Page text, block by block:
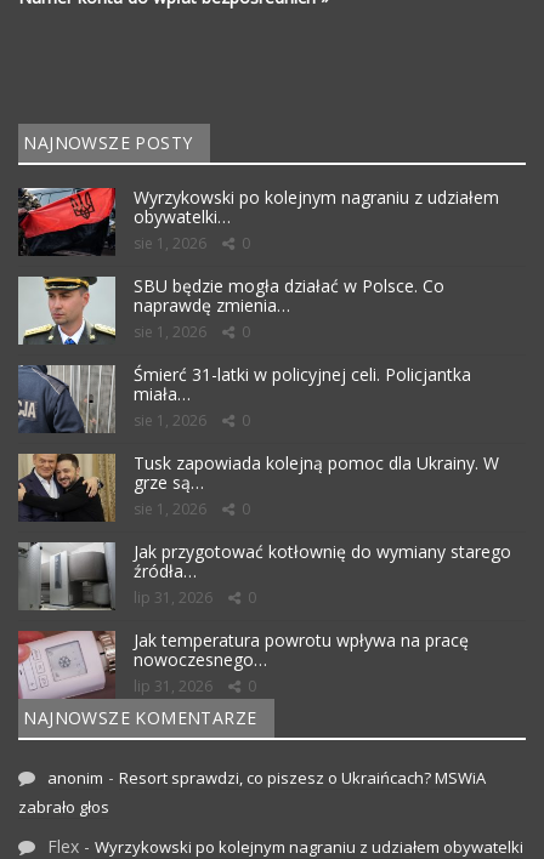
NAJNOWSZE POSTY
Wyrzykowski po kolejnym nagraniu z udziałem
obywatelki…
sie 1, 2026 0
SBU będzie mogła działać w Polsce. Co
naprawdę zmienia…
sie 1, 2026 0
Śmierć 31-latki w policyjnej celi. Policjantka
miała…
sie 1, 2026 0
Tusk zapowiada kolejną pomoc dla Ukrainy. W
grze są…
sie 1, 2026 0
Jak przygotować kotłownię do wymiany starego
źródła…
lip 31, 2026 0
Jak temperatura powrotu wpływa na pracę
nowoczesnego…
lip 31, 2026 0
NAJNOWSZE KOMENTARZE
anonim - Resort sprawdzi, co piszesz o Ukraińcach? MSWiA
zabrało głos
Flex - Wyrzykowski po kolejnym nagraniu z udziałem obywatelki